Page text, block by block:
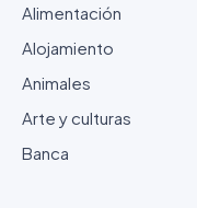
Alimentación
Alojamiento
Animales
Arte y culturas
Banca